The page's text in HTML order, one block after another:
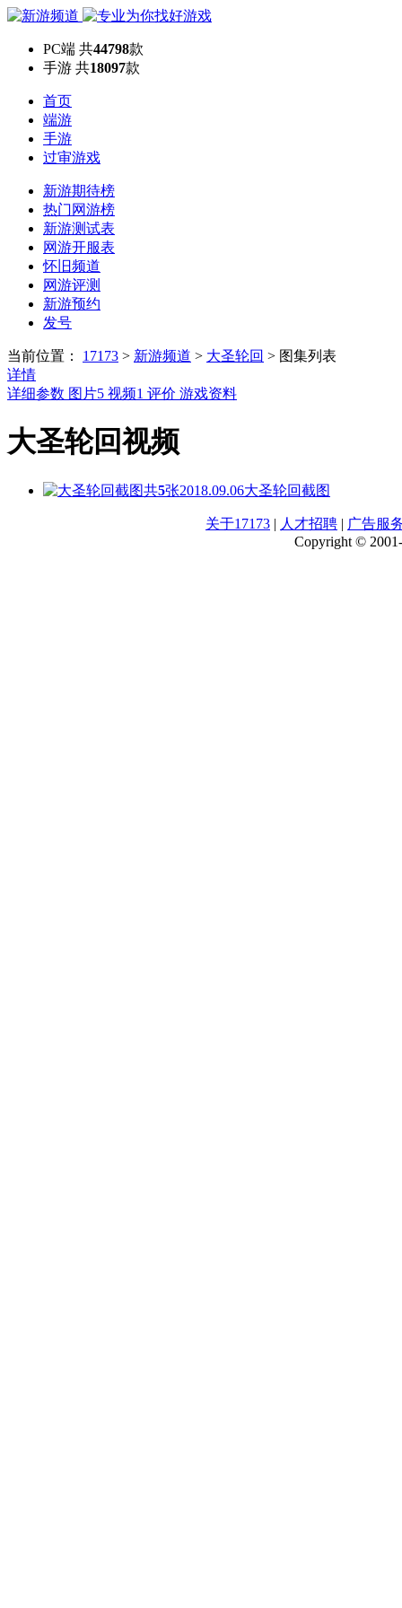
PC端 共44798款
手游 共18097款
首页
端游
手游
过审游戏
新游期待榜
热门网游榜
新游测试表
网游开服表
怀旧频道
网游评测
新游预约
发号
当前位置： 17173 > 新游频道 > 大圣轮回 > 图集列表
详情
详细参数 图片5 视频1 评价 游戏资料
大圣轮回视频
共5张2018.09.06大圣轮回截图
关于17173 | 人才招聘 | 广告服
Copyright ©